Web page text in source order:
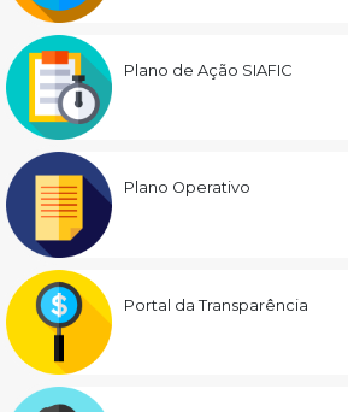
Plano de Ação SIAFIC
Plano Operativo
Portal da Transparência